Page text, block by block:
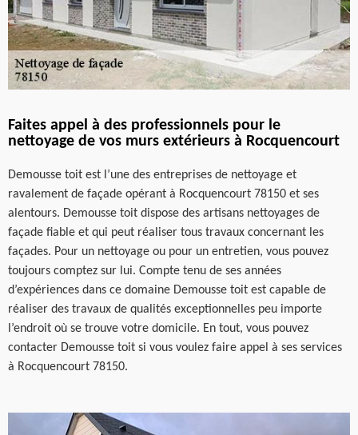
Faites appel à des professionnels pour le
nettoyage de vos murs extérieurs à Rocquencourt
Demousse toit est l’une des entreprises de nettoyage et
ravalement de façade opérant à Rocquencourt 78150 et ses
alentours. Demousse toit dispose des artisans nettoyages de
façade fiable et qui peut réaliser tous travaux concernant les
façades. Pour un nettoyage ou pour un entretien, vous pouvez
toujours comptez sur lui. Compte tenu de ses années
d’expériences dans ce domaine Demousse toit est capable de
réaliser des travaux de qualités exceptionnelles peu importe
l’endroit où se trouve votre domicile. En tout, vous pouvez
contacter Demousse toit si vous voulez faire appel à ses services
à Rocquencourt 78150.